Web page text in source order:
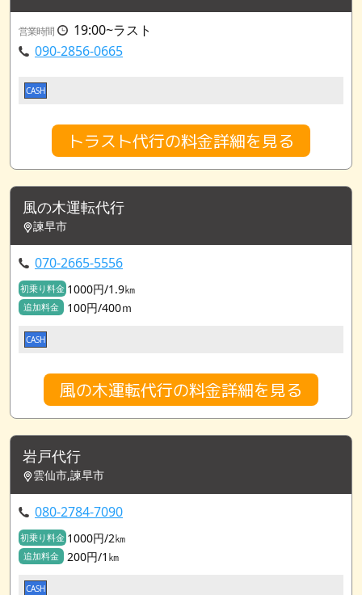
営業時間
19:00~ラスト
090-2856-0665
CASH
トラスト代行の料金詳細を見る
風の木運転代行
諫早市
070-2665-5556
初乗り料金 1000円/1.9㎞
追加料金 100円/400ｍ
CASH
風の木運転代行の料金詳細を見る
岩戸代行
雲仙市,諫早市
080-2784-7090
初乗り料金 1000円/2㎞
追加料金 200円/1㎞
CASH